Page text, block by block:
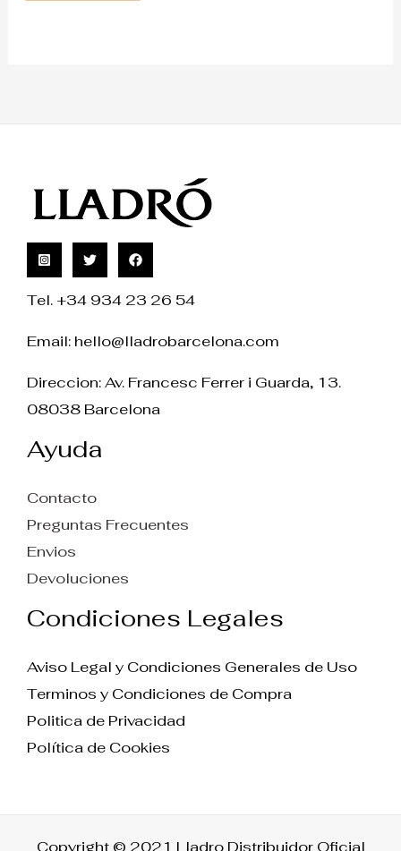
Tel. +34 934 23 26 54
Email: hello@lladrobarcelona.com
Direccion: Av. Francesc Ferrer i Guarda, 13.
08038 Barcelona
Ayuda
Contacto
Preguntas Frecuentes
Envios
Devoluciones
Condiciones Legales
Aviso Legal y Condiciones Generales de Uso
Terminos y Condiciones de Compra
Politica de Privacidad
Política de Cookies
Copyright © 2021 Lladro Distribuidor Oficial